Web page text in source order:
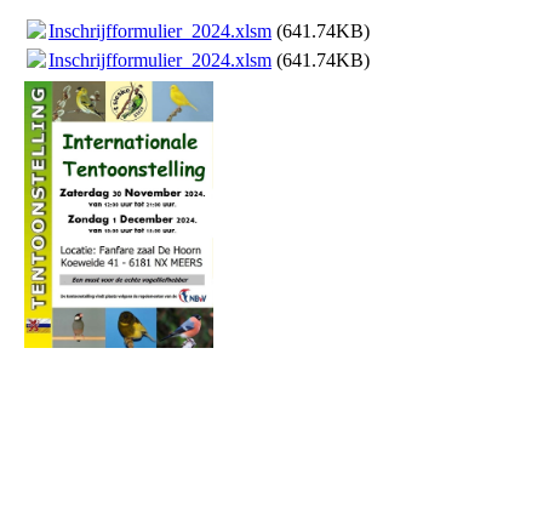
Inschrijfformulier_2024.xlsm (641.74KB)
Inschrijfformulier_2024.xlsm (641.74KB)